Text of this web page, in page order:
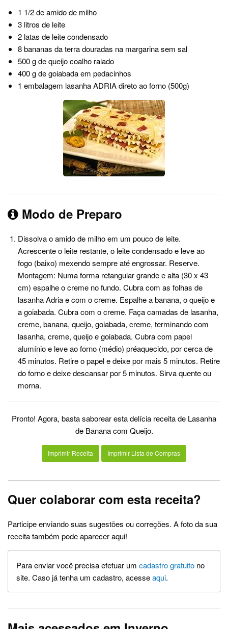
1 1/2 de amido de milho
3 litros de leite
2 latas de leite condensado
8 bananas da terra douradas na margarina sem sal
500 g de queijo coalho ralado
400 g de goiabada em pedacinhos
1 embalagem lasanha ADRIA direto ao forno (500g)
Modo de Preparo
Dissolva o amido de milho em um pouco de leite.
Acrescente o leite restante, o leite condensado e leve ao
fogo (baixo) mexendo sempre até engrossar. Reserve.
Montagem: Numa forma retangular grande e alta (30 x 43
cm) espalhe o creme no fundo. Cubra com as folhas de
lasanha Adria e com o creme. Espalhe a banana, o queijo e
a goiabada. Cubra com o creme. Faça camadas de lasanha,
creme, banana, queijo, goiabada, creme, terminando com
lasanha, creme, queijo e goiabada. Cubra com papel
alumínio e leve ao forno (médio) préaquecido, por cerca de
45 minutos. Retire o papel e deixe por mais 5 minutos. Retire
do forno e deixe descansar por 5 minutos. Sirva quente ou
morna.
Pronto! Agora, basta saborear esta delícia receita de Lasanha
de Banana com Queijo.
Imprimir Receita Imprimir Lista de Compras
Quer colaborar com esta receita?
Participe enviando suas sugestões ou correções. A foto da sua
receita também pode aparecer aqui!
Para enviar você precisa efetuar um cadastro gratuito no
site. Caso já tenha um cadastro, acesseaqui.